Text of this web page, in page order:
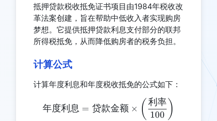
抵押贷款税收抵免证书项目由1984年税收改
革法案创建，旨在帮助中低收入者实现购房
梦想。它提供抵押贷款利息支付部分的联邦
所得税抵免，从而降低购房者的税务负担。
计算公式
计算年度利息和年度税收抵免的公式如下：
\text{年度利息} =
年度利息 = 贷款金额 × ( 100
利率 )